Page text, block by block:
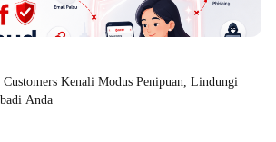
Kenali Modus Penipuan, Lindungi
Anda